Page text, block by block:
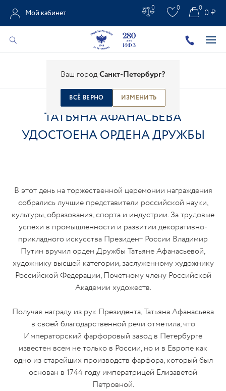
Ваш городСанкт-Петербург?
ВСЁ ВЕРНО ИЗМЕНИТЬ
Мой кабинет
0 0 0 ₽
0
Татьяна Афанасьева удостоена ордена Дружбы
ТАТЬЯНА АФАНАСЬЕВА
УДОСТОЕНА ОРДЕНА ДРУЖБЫ
В этот день на торжественной церемонии награждения
собрались лучшие представители российской науки,
культуры, образования, спорта и индустрии. За трудовые
успехи в промышленности и развитии декоративно-
прикладного искусства Президент России Владимир
Путин вручил орден Дружбы Татьяне Афанасьевой,
художнику высшей категории, заслуженному художнику
Российской Федерации, Почётному члену Российской
Академии художеств.
Получая награду из рук Президента, Татьяна Афанасьева
в своей благодарственной речи отметила, что
Императорский фарфоровый завод в Петербурге
известен всем не только в России, но и в Европе как
одно из старейших производств фарфора, который был
основан в 1744 году императрицей Елизаветой
Петровной.